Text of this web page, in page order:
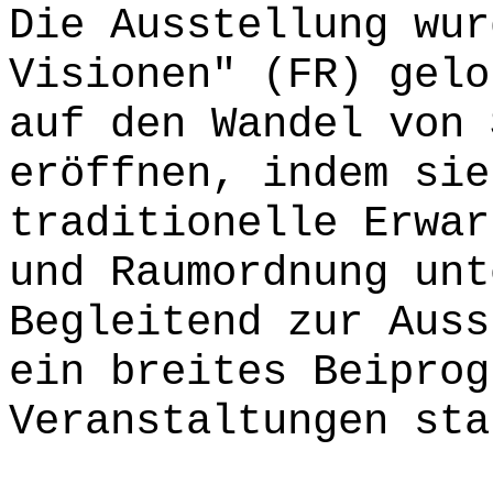
Die Ausstellung
Visionen" (FR)
auf den Wandel
eröffnen, indem
traditionelle
und Raumordnung
Begleitend zur
ein breites
Veranstaltungen